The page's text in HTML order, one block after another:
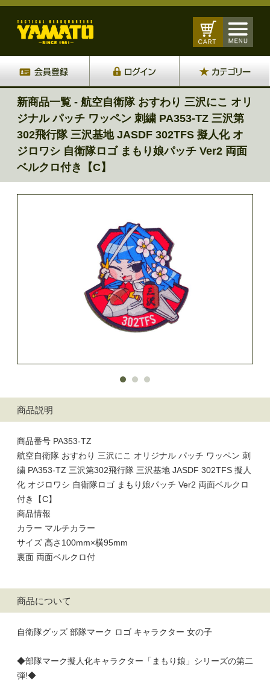
新商品一覧 - 航空自衛隊 おすわり 三沢にこ オリ
ジナル パッチ ワッペン 刺繍 PA353-TZ 三沢第
302飛行隊 三沢基地 JASDF 302TFS 擬人化 オ
ジロワシ 自衛隊ロゴ まもり娘パッチ Ver2 両面
ベルクロ付き【C】
商品説明
商品番号 PA353-TZ
航空自衛隊 おすわり 三沢にこ オリジナル パッチ ワッペン 刺
繍 PA353-TZ 三沢第302飛行隊 三沢基地 JASDF 302TFS 擬人
化 オジロワシ 自衛隊ロゴ まもり娘パッチ Ver2 両面ベルクロ
付き【C】
商品情報
カラー マルチカラー
サイズ 高さ100mm×横95mm
裏面 両面ベルクロ付
商品について
自衛隊グッズ 部隊マーク ロゴ キャラクター 女の子
◆部隊マーク擬人化キャラクター「まもり娘」シリーズの第二
弾!◆